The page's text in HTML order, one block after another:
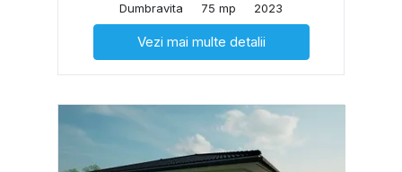
Dumbravita
75 mp 2023
Vezi mai multe detalii